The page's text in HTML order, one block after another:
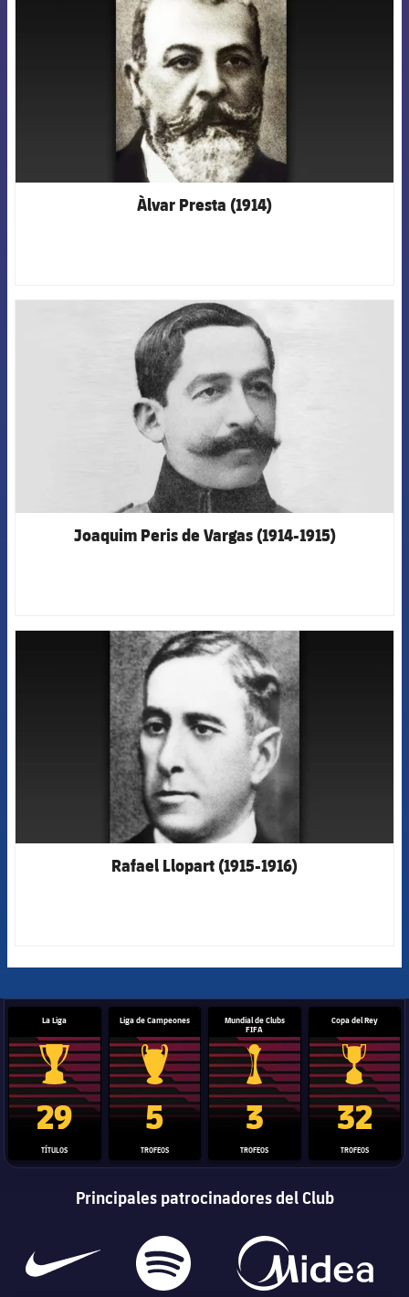
Àlvar Presta (1914)
FCB Barcelona badge
Joaquim Peris de Vargas (1914-1915)
FCB Barcelona badge
Rafael Llopart (1915-1916)
La Liga
Trofeo de La Liga
29
TÍTULOS
Liga de Campeones
Trofeo de la Liga de Campeones
5
TROFEOS
Mundial de Clubs
FIFA
Trofeo del Mundial de
3
TROFEOS
Copa del Rey
Copa del
32
TROFEOS
Principales patrocinadores del Club